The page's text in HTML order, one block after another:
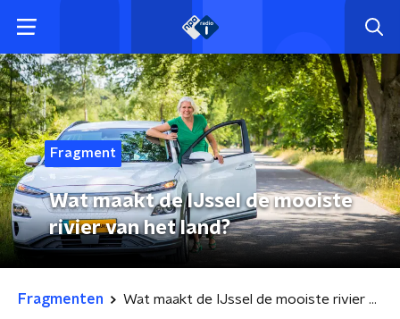
Fragment
Wat maakt de IJssel de mooiste
rivier van het land?
Fragmenten Wat maakt de IJssel de mooiste rivier van het land?